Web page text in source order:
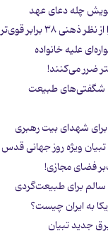
چله دعای عهد
برابر قوی‌تر کنیم؟
ضرر می‌کنند!
شگفتی‌های طبیعت
برای شهدای بیت رهبری
ویژه روز جهانی قدس
فضای مجازی!
به ایران چیست؟
جدید تبیان